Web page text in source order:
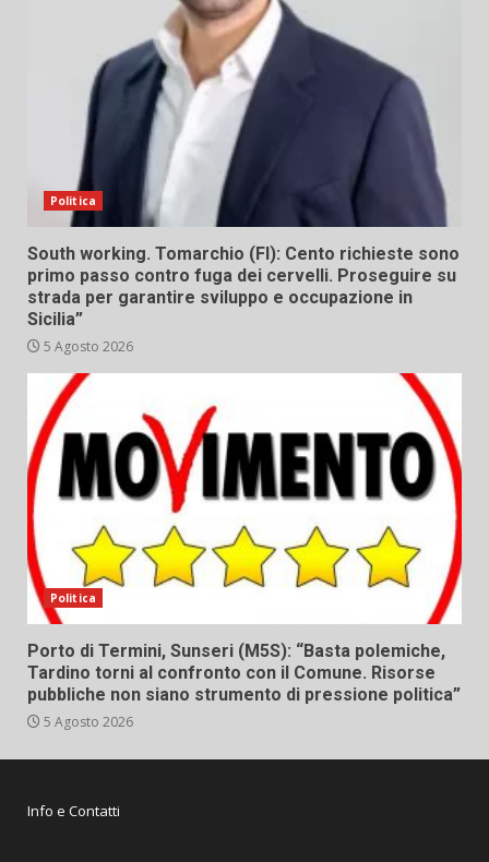
Politica
South working. Tomarchio (FI): Cento richieste sono
primo passo contro fuga dei cervelli. Proseguire su
strada per garantire sviluppo e occupazione in
Sicilia”
5 Agosto 2026
Politica
Porto di Termini, Sunseri (M5S): “Basta polemiche,
Tardino torni al confronto con il Comune. Risorse
pubbliche non siano strumento di pressione politica”
5 Agosto 2026
Info e Contatti